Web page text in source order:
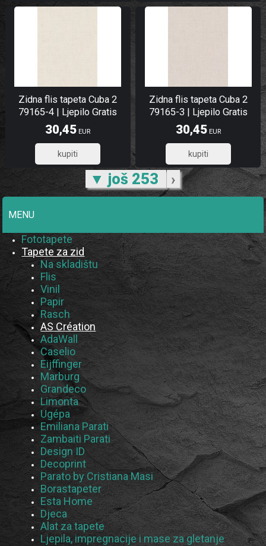
Zidna flis tapeta Cuba 2
79165-4 | Ljepilo Gratis
30,45 EUR
24,36
Zidna flis tapeta Cuba 2
79165-3 | Ljepilo Gratis
30,45EUR
24,36
▼ još 253 ›
MENU
Fototapete
Tapete za zid
Na skladištu
Flis
Vinil
Papir
Rasch
AS Création
AdaWall
Caselio
Eijffinger
Marburg
Grandeco
Limonta
Ugépa
Emiliana Parati
Zambaiti Parati
Design ID
Decoprint
Parato by Cristiana Masi
Borastapeter
Esta Home
Djeca
Alat za tapete
Ljepila, impregnacije i mase za gletanje